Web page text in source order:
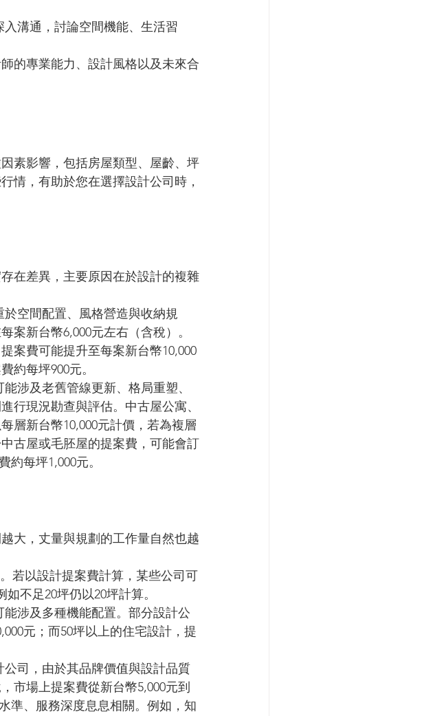
溝通，討論空間機能、生活習
的專業能力、設計風格以及未來合
素影響，包括房屋類型、屋齡、坪
情，有助於您在選擇設計公司時，
在差異，主要原因在於設計的複雜
空間配置、風格營造與收納規
案新台幣6,000元左右（含稅）。
案費可能提升至每案新台幣10,000
約每坪900元。
涉及老舊管線更新、格局重塑、
行現況勘查與評估。中古屋公寓、
層新台幣10,000元計價，若為複層
古屋或毛胚屋的提案費，可能會訂
每坪1,000元。
大，丈量與規劃的工作量自然也越
若以設計提案費計算，某些公司可
不足20坪仍以20坪計算。
涉及多種機能配置。部分設計公
元；而50坪以上的住宅設計，提
司，由於其品牌價值與設計品質
市場上提案費從新台幣5,000元到
準、服務深度息息相關。例如，知